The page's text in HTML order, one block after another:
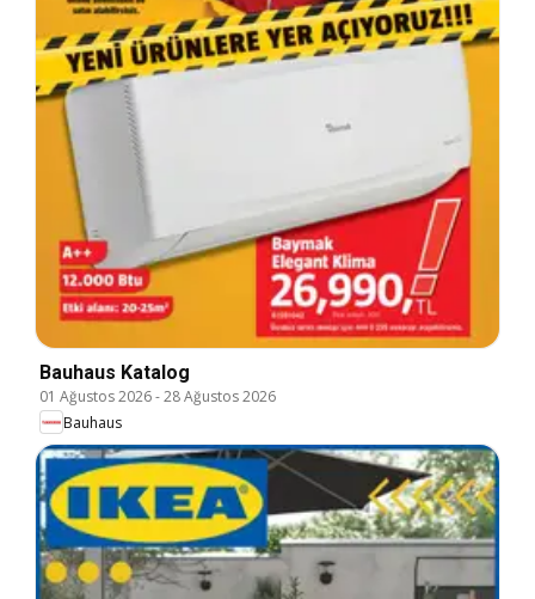
Bauhaus Katalog
01 Ağustos 2026-28 Ağustos 2026
Bauhaus